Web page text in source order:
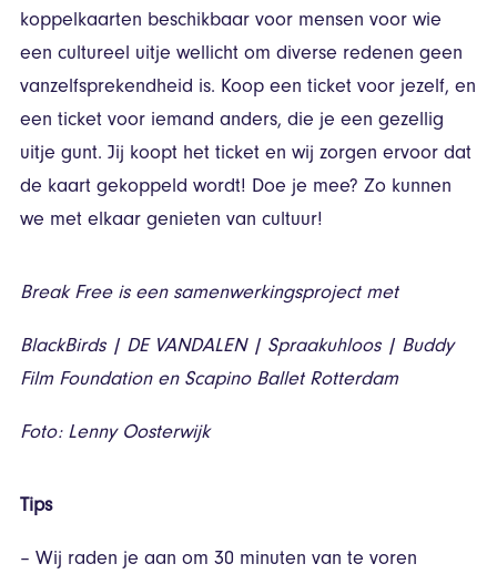
koppelkaarten beschikbaar voor mensen voor wie
een cultureel uitje wellicht om diverse redenen geen
vanzelfsprekendheid is. Koop een ticket voor jezelf, en
een ticket voor iemand anders, die je een gezellig
uitje gunt. Jij koopt het ticket en wij zorgen ervoor dat
de kaart gekoppeld wordt! Doe je mee? Zo kunnen
we met elkaar genieten van cultuur!
Break Free is een samenwerkingsproject met
BlackBirds | DE VANDALEN | Spraakuhloos | Buddy
Film Foundation en Scapino Ballet Rotterdam
Foto: Lenny Oosterwijk
Tips
– Wij raden je aan om 30 minuten van te voren